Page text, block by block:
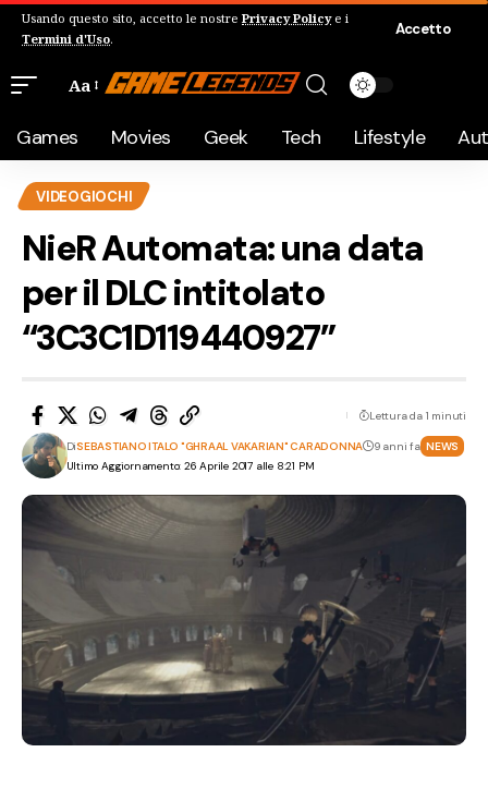
Usando questo sito, accetto le nostre Privacy Policye i
Termini d'Uso.
Accetto
Aa
Games Movies Geek Tech Lifestyle
VIDEOGIOCHI
NieR Automata: una data
per il DLC intitolato
“3C3C1D119440927”
Ultimo Aggiornamento: 26 Aprile 2017 alle 8:21 PM
DiSEBASTIANO ITALO "GHRAAL VAKARIAN" CARADONNA 9 anni fa NEWS
Lettura da 1 minuti